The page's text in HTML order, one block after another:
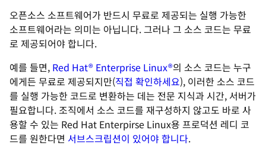
오픈소스 소프트웨어가 반드시 무료로 제공되는 실행 가능한
소프트웨어라는 의미는 아닙니다. 그러나 그 소스 코드는 무료
로 제공되어야 합니다.
예를 들면, Red Hat® Enterprise Linux®의 소스 코드는 누구
에게든 무료로 제공되지만(직접 확인하세요), 이러한 소스 코드
를 실행 가능한 코드로 변환하는 데는 전문 지식과 시간, 서버가
필요합니다. 조직에서 소스 코드를 재구성하지 않고도 바로 사
용할 수 있는 Red Hat Enterpirse Linux용 프로덕션 레디 코
드를 원한다면 서브스크립션이 있어야 합니다.